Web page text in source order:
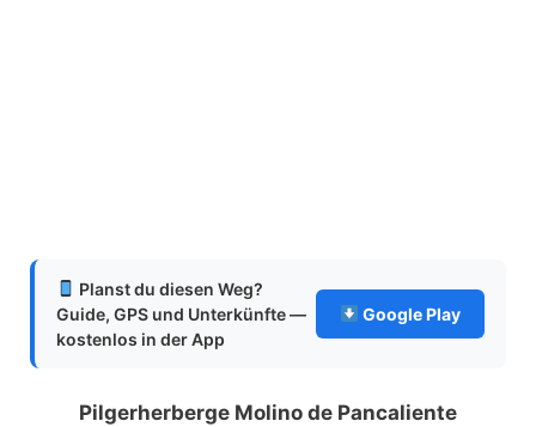
Planst du diesen Weg?
Guide, GPS und Unterkünfte —
kostenlos in der App
Google Play
Pilgerherberge Molino de Pancaliente